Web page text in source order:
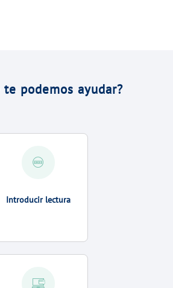
te podemos ayudar?
Introducir lectura